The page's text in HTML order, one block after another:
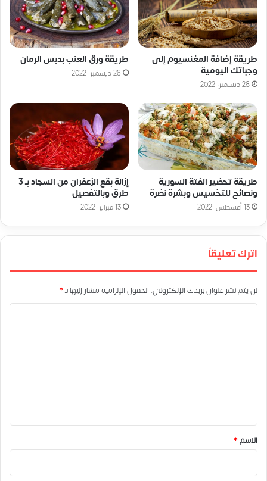
طريقة إضافة المغنسيوم إلى
وجباتك اليومية
28 ديسمبر، 2022
طريقة ورق العنب بدبس الرمان
26 ديسمبر، 2022
طريقة تحضير الفتة السورية
ونصائح للتخسيس وبشرة نضرة
13 أغسطس، 2022
إزالة بقع الزعفران من السجاد بـ 3
طرق وبالتفصيل
13 فبراير، 2022
اترك تعليقاً
لن يتم نشر عنوان بريدك الإلكتروني. الحقول الإلزامية مشار إليها بـ*
*
الاسم*